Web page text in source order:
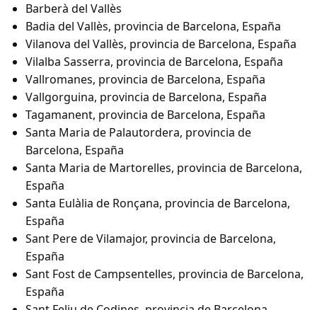
Barberà del Vallès
Badia del Vallès, provincia de Barcelona, España
Vilanova del Vallès, provincia de Barcelona, España
Vilalba Sasserra, provincia de Barcelona, España
Vallromanes, provincia de Barcelona, España
Vallgorguina, provincia de Barcelona, España
Tagamanent, provincia de Barcelona, España
Santa Maria de Palautordera, provincia de
Barcelona, España
Santa Maria de Martorelles, provincia de Barcelona,
España
Santa Eulàlia de Ronçana, provincia de Barcelona,
España
Sant Pere de Vilamajor, provincia de Barcelona,
España
Sant Fost de Campsentelles, provincia de Barcelona,
España